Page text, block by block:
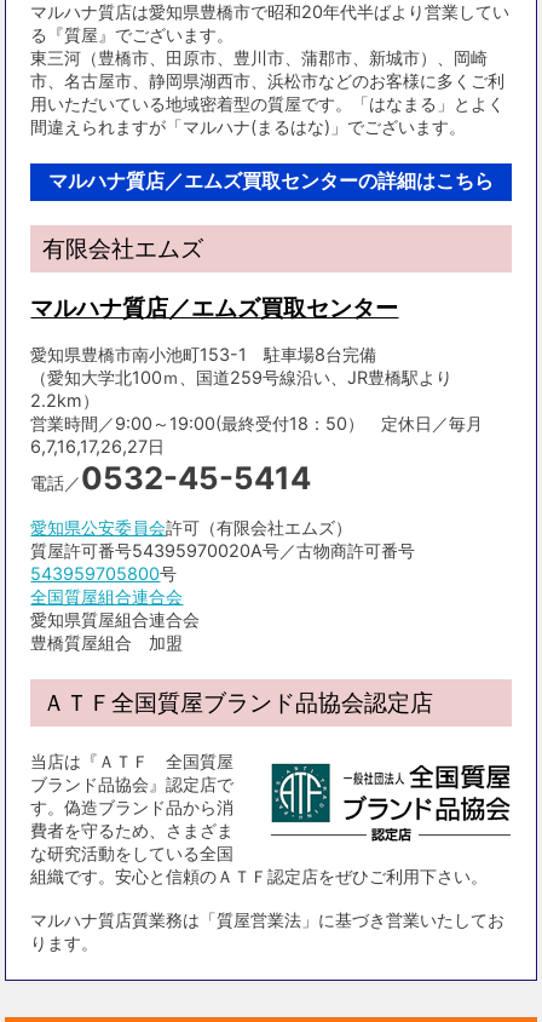
マルハナ質店は愛知県豊橋市で昭和20年代半ばより営業してい
る『質屋』でございます。
東三河（豊橋市、田原市、豊川市、蒲郡市、新城市）、岡崎
市、名古屋市、静岡県湖西市、浜松市などのお客様に多くご利
用いただいている地域密着型の質屋です。「はなまる」とよく
間違えられますが「マルハナ(まるはな)」でございます。
マルハナ質店／エムズ買取センターの詳細はこちら
有限会社エムズ
マルハナ質店／エムズ買取センター
愛知県豊橋市南小池町153-1 駐車場8台完備
（愛知大学北100ｍ、国道259号線沿い、JR豊橋駅より
2.2km）
営業時間／9:00～19:00(最終受付18：50） 定休日／毎月
6,7,16,17,26,27日
電話／0532-45-5414
愛知県公安委員会許可（有限会社エムズ）
質屋許可番号54395970020A号／古物商許可番号
543959705800号
全国質屋組合連合会
愛知県質屋組合連合会
豊橋質屋組合 加盟
ＡＴＦ全国質屋ブランド品協会認定店
当店は『ＡＴＦ 全国質屋
ブランド品協会』認定店で
す。偽造ブランド品から消
費者を守るため、さまざま
な研究活動をしている全国
組織です。安心と信頼のＡＴＦ認定店をぜひご利用下さい。
マルハナ質店質業務は「質屋営業法」に基づき営業いたしてお
ります。